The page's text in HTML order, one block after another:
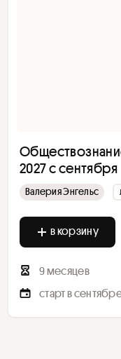
2027 с сентября
Валерия Энгельс
в корзину
9 месяцев
старт в